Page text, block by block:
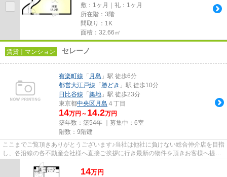
敷：1ヶ月｜礼：1ヶ月
所在階：3階
間取り：1K
面積：32.66㎡
賃貸｜マンション セレーノ
有楽町線 「 月島 」駅 徒歩6分
都営大江戸線 「 勝どき 」駅 徒歩10分
日比谷線 「 築地 」駅 徒歩23分
東京都中央区 月島 ４丁目
14万円～ 14.2万円
築年数：築54年 ｜募集中： 6室
階数：9階建
ここまでご覧頂きありがとうございます♪当社は他社に負けない総合仲介店を目指
し、各沿線の各不動産会社様へ直接ご挨拶に行き最新の物件を頂きお客様へ提供
しております！最新の情報は...
14万円